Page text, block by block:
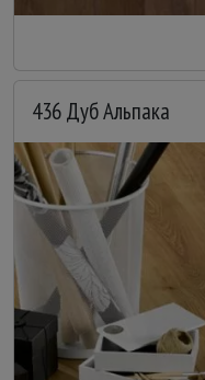
436 Дуб Альпака